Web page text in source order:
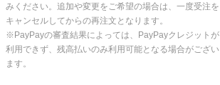
みください。追加や変更をご希望の場合は、一度受注を
キャンセルしてからの再注文となります。
※PayPayの審査結果によっては、PayPayクレジットが
利用できず、残高払いのみ利用可能となる場合がござい
ます。